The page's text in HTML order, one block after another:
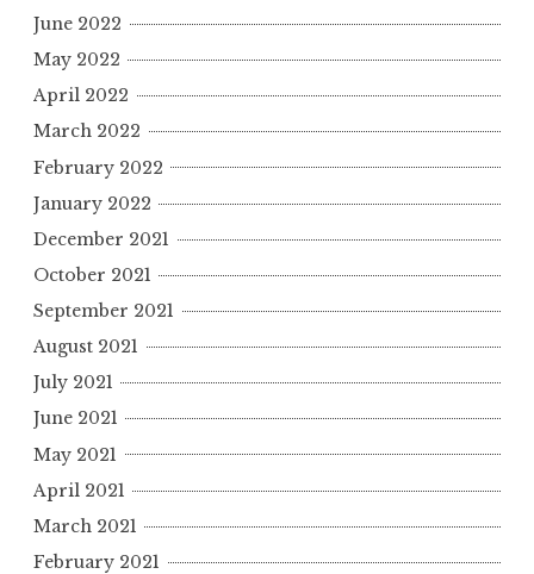
June 2022
May 2022
April 2022
March 2022
February 2022
January 2022
December 2021
October 2021
September 2021
August 2021
July 2021
June 2021
May 2021
April 2021
March 2021
February 2021